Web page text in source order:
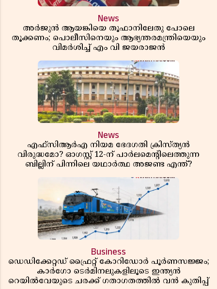
News
അർജുൻ ആയങ്കിയെ തൂഫാനിലേതു പോലെ
തൂക്കണം; പൊലീസിനെയും ആഭ്യന്തരമന്ത്രിയെയും
വിമർശിച്ച് എം വി ജയരാജൻ
News
എഫ്സിആർഎ നിയമ ഭേദഗതി ക്രിസ്ത്യൻ
വിരുദ്ധമോ? ഓഗസ്റ്റ് 12-ന് പാർലമെന്റിലെത്തുന്ന
ബില്ലിന് പിന്നിലെ യഥാർത്ഥ അജണ്ട എന്ത്?
Business
ഡെഡിക്കേറ്റഡ് ഫ്രൈറ്റ് കോറിഡോർ പൂർണസജ്ജം;
കാർഗോ ടെർമിനലുകളിലൂടെ ഇന്ത്യൻ
റെയിൽവേയുടെ ചരക്ക് ഗതാഗതത്തിൽ വൻ കുതിപ്പ്